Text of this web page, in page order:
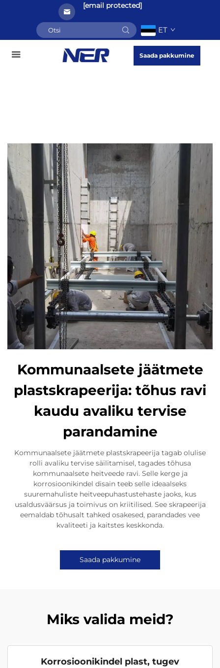
[email protected]
ET
Saada pakkumine
Kommunaalsete jäätmete
plastskrapeerija: tõhus ravi
kaudu avaliku tervise
parandamine
Kommunaalsete jäätmete plastskrapeerija tagab olulise
rolli avaliku tervise säilitamisel, tagades tõhusa
kommunaalsete heitveede ravi. Selle kerge ja
korrosioonikindel disain teeb selle ideaalseks
suuremahuliste heitveepuhastustehaste jaoks, kus
usaldusväärsus ja toimivus on kriitilised. See skrapeerija
eemaldab tõhusalt tahked osakesed, parandades vee
kvaliteeti ja kaitstes keskkonda.
Saada pakkumine
Miks valida meid?
Korrosioonikindel plast, tugev